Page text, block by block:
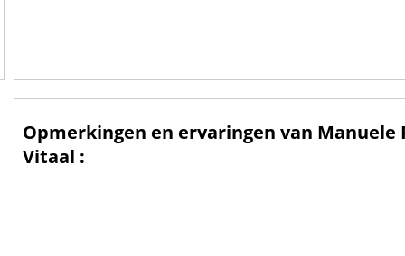
Opmerkingen en ervaringen van
Vitaal :